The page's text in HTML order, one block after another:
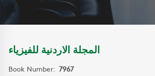
المجلة الاردنية للفيزياء
Book Number: 7967